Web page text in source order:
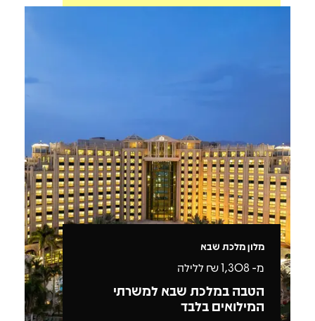
מלון מלכת שבא
מ-1,308₪ ללילה
הטבה במלכת שבא למשרתי
המילואים בלבד